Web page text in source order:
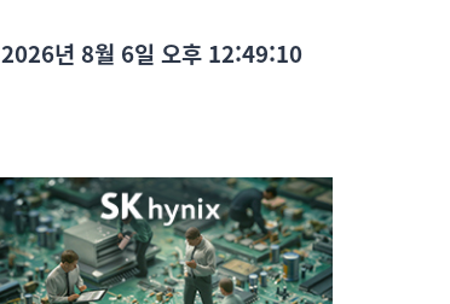
2026년 8월 6일 오후 12:49:11